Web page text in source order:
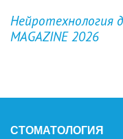
Нейротехнология
MAGAZINE 2026
Previous
СТОМАТОЛОГИЯ